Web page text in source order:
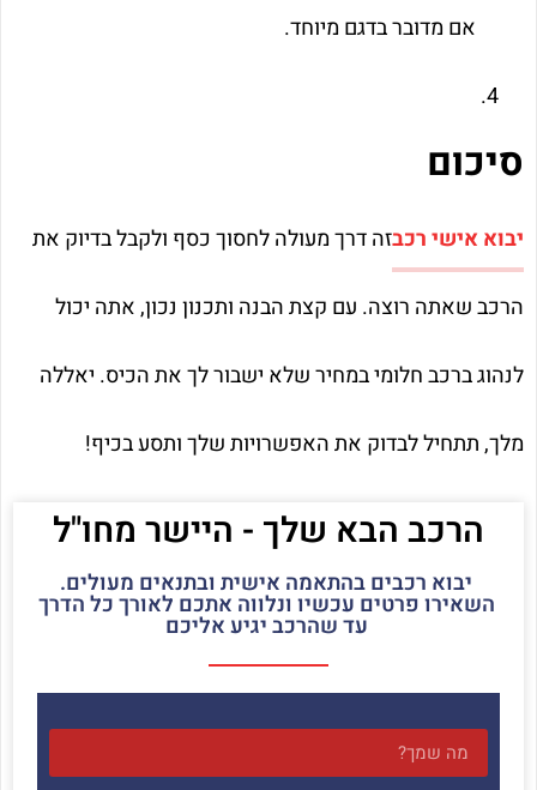
אם מדובר בדגם מיוחד.
סיכום
יבוא אישי רכבזה דרך מעולה לחסוך כסף ולקבל בדיוק את
הרכב שאתה רוצה. עם קצת הבנה ותכנון נכון, אתה יכול
לנהוג ברכב חלומי במחיר שלא ישבור לך את הכיס. יאללה
מלך, תתחיל לבדוק את האפשרויות שלך ותסע בכיף!
הרכב הבא שלך - היישר מחו"ל
יבוא רכבים בהתאמה אישית ובתנאים מעולים.
השאירו פרטים עכשיו ונלווה אתכם לאורך כל הדרך
עד שהרכב יגיע אליכם